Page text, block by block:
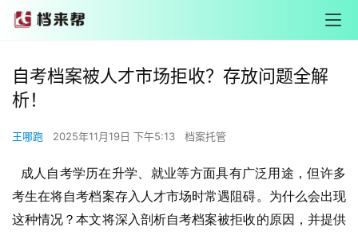
自考档案被人才市场拒收？存放问题全解
析！
王哪跑 2025年11月19日 下午5:13 档案托管
成人自考学历在升学、就业等方面具有广泛用途，但许多
考生在将自考档案存入人才市场时常遇阻碍。为什么会出现
这种情况？本文将深入剖析自考档案被拒收的原因，并提供